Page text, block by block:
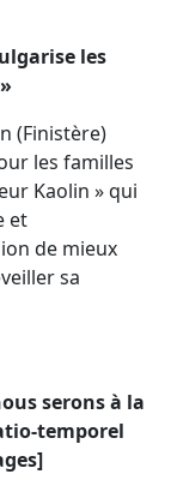
les
(Finistère)
les familles
Kaolin » qui
et
de mieux
sa
serons à la
temporel